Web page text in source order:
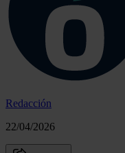
Redacción
22/04/2026